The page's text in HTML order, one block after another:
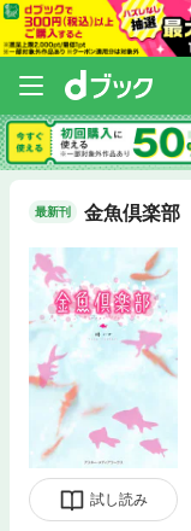
最新刊 金魚倶楽部
試し読み